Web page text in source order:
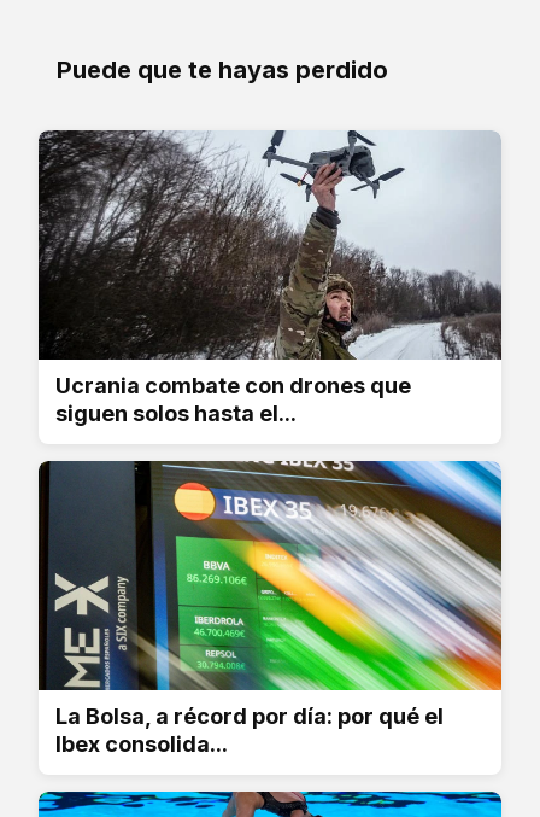
Puede que te hayas perdido
Ucrania combate con drones que
siguen solos hasta el...
La Bolsa, a récord por día: por qué el
Ibex consolida...